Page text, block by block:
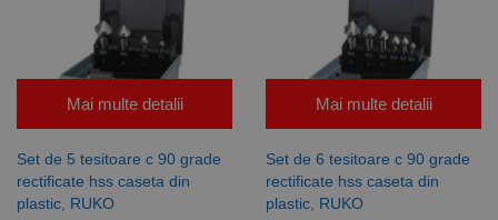
Mai multe detalii
Set de 5 tesitoare c 90 grade
rectificate hss caseta din
plastic, RUKO
Mai multe detalii
Set de 6 tesitoare c 90 grade
rectificate hss caseta din
plastic, RUKO